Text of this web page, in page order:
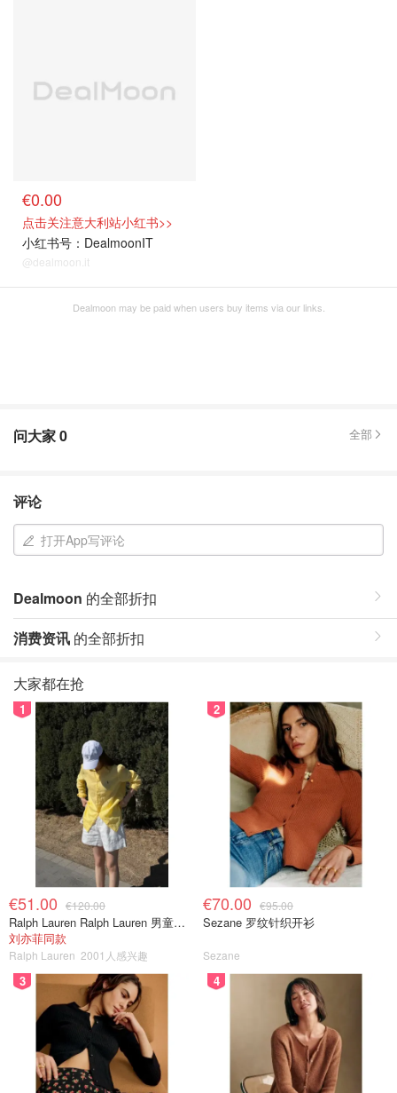
€0.00
点击关注意大利站小红书>>
小红书号：DealmoonIT
@dealmoon.it
Dealmoon may be paid when users buy items via our links.
问大家0 全部
评论
打开App写评论
Dealmoon 的全部折扣
消费资讯 的全部折扣
大家都在抢
1
€51.00 €120.00
Ralph Lauren Ralph Lauren 男童亚麻衬衫
刘亦菲同款
Ralph Lauren 2001人感兴趣
2
€70.00 €95.00
Sezane 罗纹针织开衫
Sezane
3 4